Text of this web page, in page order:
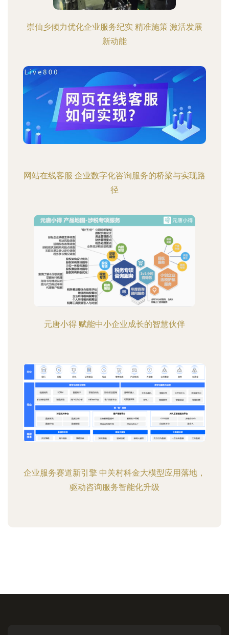
崇仙乡倾力优化企业服务纪实 精准施策 激活发展
新动能
网站在线客服 企业数字化咨询服务的桥梁与实现路
径
元唐小得 赋能中小企业成长的智慧伙伴
企业服务赛道新引擎 中关村科金大模型应用落地，
驱动咨询服务智能化升级